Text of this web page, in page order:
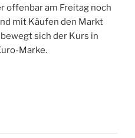
offenbar am Freitag noch
mit Käufen den Markt
sich der Kurs in
Marke.